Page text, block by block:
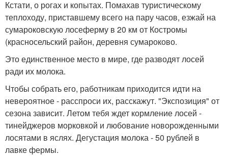
Кстати, о рогах и копытах. Помахав туристическому
теплоходу, приставшему всего на пару часов, езжай на
сумароковскую лосеферму в 20 км от Костромы
(красносельский район, деревня сумароково.
Это единственное место в мире, где разводят лосей
ради их молока.
Чтобы собрать его, работникам приходится идти на
невероятное - расспроси их, расскажут. "Экспозиция" от
сезона зависит. Летом тебя ждет кормление лосей -
тинейджеров морковкой и любование новорожденными
лосятами в яслях. Дегустация молока - 50 рублей в
лавке фермы.